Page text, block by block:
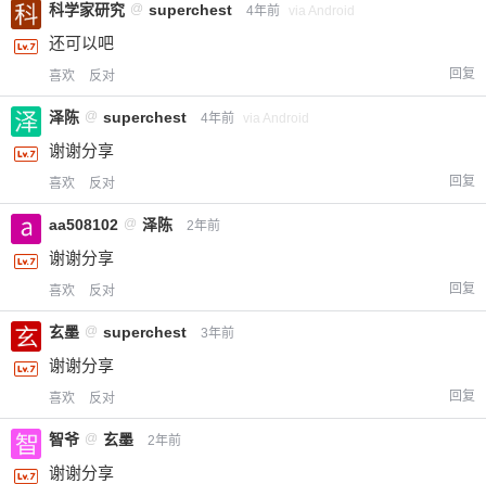
科学家研究 @ superchest 4年前 via Android
还可以吧
喜欢 反对 回复
泽陈 @ superchest 4年前 via Android
谢谢分享
喜欢 反对 回复
aa508102 @ 泽陈 2年前
谢谢分享
喜欢 反对 回复
玄墨 @ superchest 3年前
谢谢分享
喜欢 反对 回复
智爷 @ 玄墨 2年前
谢谢分享